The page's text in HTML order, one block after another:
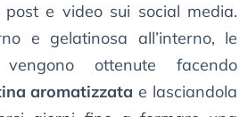
e video sui social media.
e gelatinosa all’interno, le
ottenute facendo
aromatizzata e lasciandola